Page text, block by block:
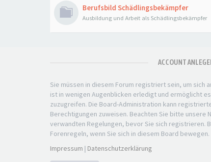
Berufsbild Schädlingsbekämpfer
Ausbildung und Arbeit als Schädlingsbekämpfer
ACCOUNT
Sie müssen in diesem Forum registriert sein, um sich
ist in wenigen Augenblicken erledigt und ermöglicht
zuzugreifen. Die Board-Administration kann
Berechtigungen zuweisen. Beachten Sie bitte unsere
verwandten Regelungen, bevor Sie sich registrieren.
Forenregeln, wenn Sie sich in diesem Board bewegen.
Impressum | Datenschutzerklärung